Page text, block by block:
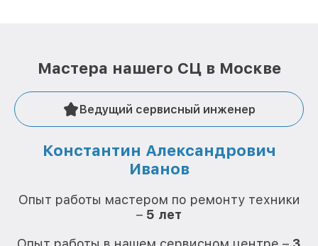
Мастера нашего СЦ в Москве
Ведущий сервисный инженер
Константин Александрович
Иванов
Опыт работы мастером по ремонту техники
– 5 лет